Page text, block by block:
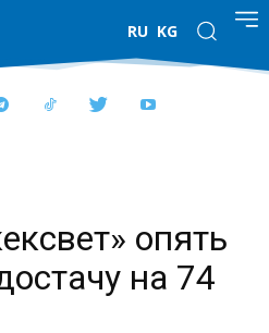
RU KG
опять
на 74